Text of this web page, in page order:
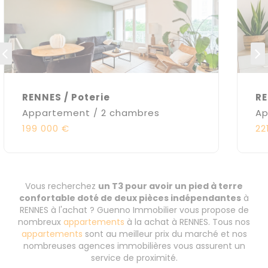
RENNES / Poterie
Appartement / 2 chambres
199 000 €
Vous recherchez un T3 pour avoir un pied à terre
confortable doté de deux pièces indépendantes à
RENNES à l'achat ? Guenno Immobilier vous propose de
nombreux appartements à la achat à RENNES. Tous nos
appartements sont au meilleur prix du marché et nos
nombreuses agences immobilières vous assurent un
service de proximité.